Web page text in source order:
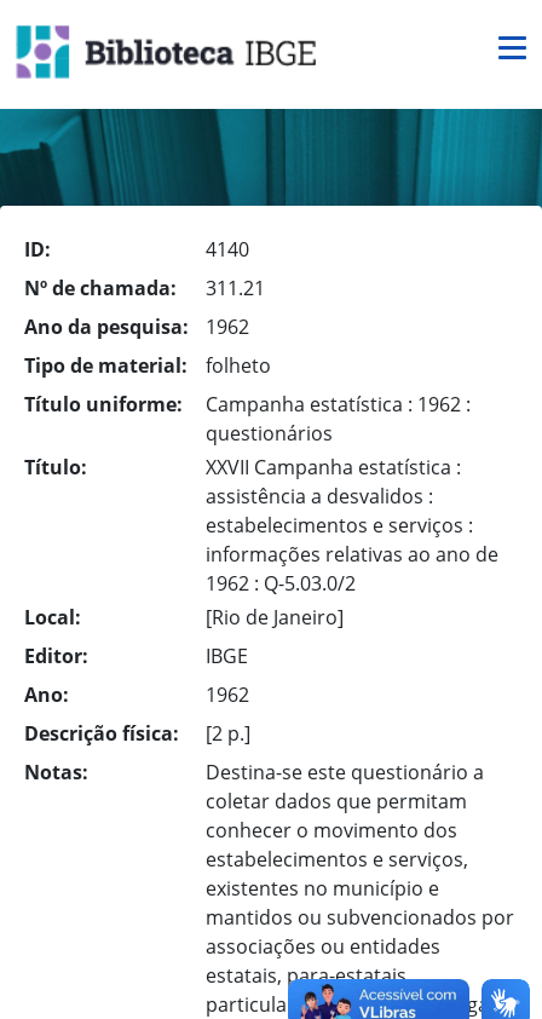
ID:
4140
Nº de chamada:
311.21
Ano da pesquisa:
1962
Tipo de material:
folheto
Título uniforme:
Campanha estatística : 1962 :
questionários
Título:
XXVII Campanha estatística :
assistência a desvalidos :
estabelecimentos e serviços :
informações relativas ao ano de
1962 : Q-5.03.0/2
Local:
[Rio de Janeiro]
Editor:
IBGE
Ano:
1962
Descrição física:
[2 p.]
Notas:
Destina-se este questionário a
coletar dados que permitam
conhecer o movimento dos
estabelecimentos e serviços,
existentes no município e
mantidos ou subvencionados por
associações ou entidades
estatais, para-estatais,
particulares, religiosas ou leigas,